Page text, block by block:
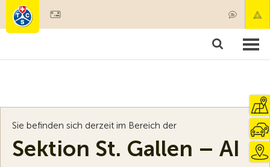
Mitgliedschaft & Leistungen
Sie befinden sich derzeit im Bereich der
Sektion St. Gallen – AI